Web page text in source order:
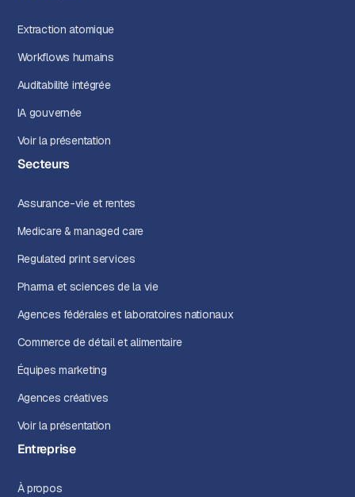
Extraction atomique
Workflows humains
Auditabilité intégrée
IA gouvernée
Voir la présentation
Secteurs
Assurance-vie et rentes
Medicare & managed care
Regulated print services
Pharma et sciences de la vie
Agences fédérales et laboratoires nationaux
Commerce de détail et alimentaire
Équipes marketing
Agences créatives
Voir la présentation
Entreprise
À propos